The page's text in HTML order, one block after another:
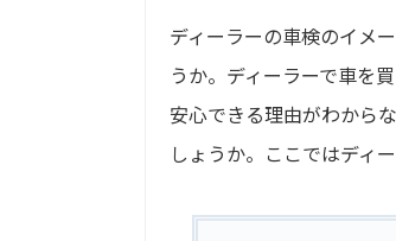
ディーラーの車検のイメ
うか。ディーラーで車を
安心できる理由がわから
しょうか。ここではディ